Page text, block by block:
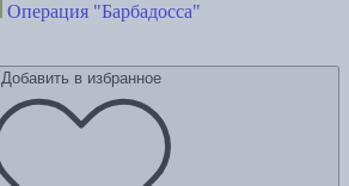
Операция "Барбадосса"
Добавить в избранное